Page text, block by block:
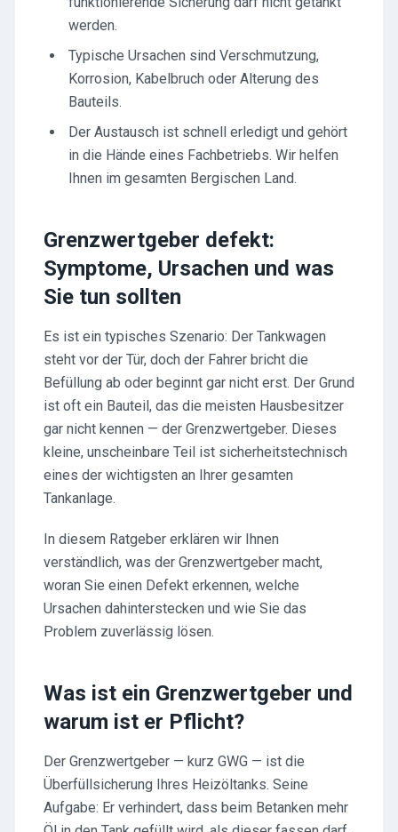
werden.
Typische Ursachen sind Verschmutzung,
Korrosion, Kabelbruch oder Alterung des
Bauteils.
Der Austausch ist schnell erledigt und gehört
in die Hände eines Fachbetriebs. Wir helfen
Ihnen im gesamten Bergischen Land.
Grenzwertgeber defekt:
Symptome, Ursachen und was
Sie tun sollten
Es ist ein typisches Szenario: Der Tankwagen
steht vor der Tür, doch der Fahrer bricht die
Befüllung ab oder beginnt gar nicht erst. Der Grund
ist oft ein Bauteil, das die meisten Hausbesitzer
gar nicht kennen — der Grenzwertgeber. Dieses
kleine, unscheinbare Teil ist sicherheitstechnisch
eines der wichtigsten an Ihrer gesamten
Tankanlage.
In diesem Ratgeber erklären wir Ihnen
verständlich, was der Grenzwertgeber macht,
woran Sie einen Defekt erkennen, welche
Ursachen dahinterstecken und wie Sie das
Problem zuverlässig lösen.
Was ist ein Grenzwertgeber und
warum ist er Pflicht?
Der Grenzwertgeber — kurz GWG — ist die
Überfüllsicherung Ihres Heizöltanks. Seine
Aufgabe: Er verhindert, dass beim Betanken mehr